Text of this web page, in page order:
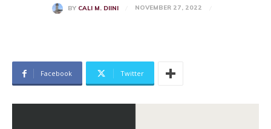
BY CALI M. DIINI NOVEMBER 27, 2022
Facebook Twitter